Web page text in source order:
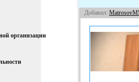
организации
Добавил: